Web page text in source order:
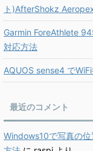
ト)AfterShokz
Garmin ForeAthlete
対応方法
AQUOS sense4 で
最近のコメント
Windows10で写真の